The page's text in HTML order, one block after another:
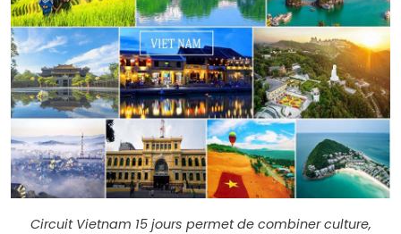
Circuit Vietnam 15 jours permet de combiner culture,